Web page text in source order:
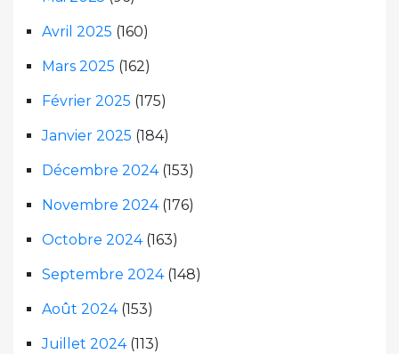
Avril 2025 (160)
Mars 2025 (162)
Février 2025 (175)
Janvier 2025 (184)
Décembre 2024(153)
Novembre 2024(176)
Octobre 2024(163)
Septembre 2024(148)
Août 2024(153)
Juillet 2024(113)